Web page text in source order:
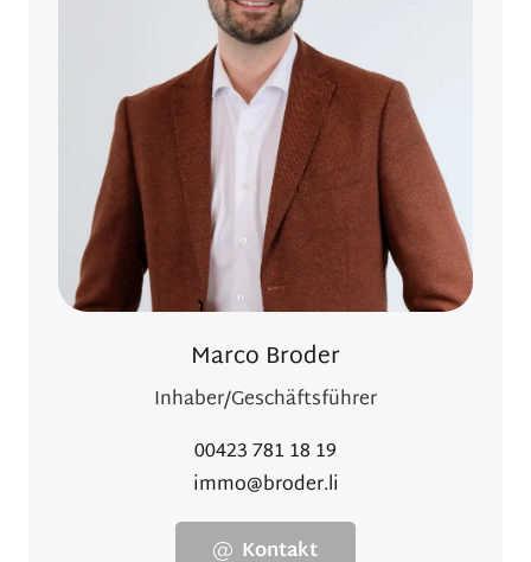
Marco Broder
Inhaber/Geschäftsführer
00423 781 18 19
immo@broder.li
Kontakt